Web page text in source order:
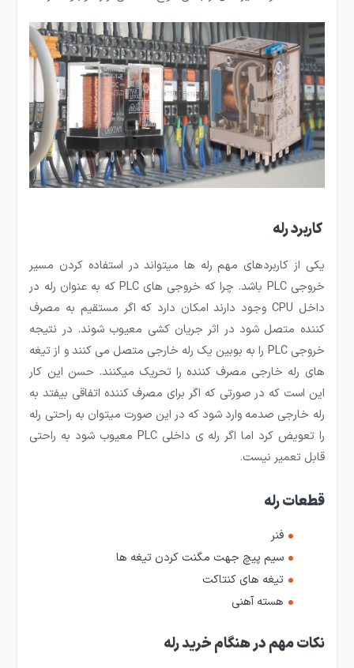
کاربرد رله
یکی از کاربردهای مهم رله ها می­تواند در استفاده کردن مسیر
خروجی PLC باشد. چرا که خروجی های PLC که به عنوان رله در
داخل CPU وجود دارند امکان دارد که اگر مستقیم به مصرف
کننده متصل شود در اثر جریان کشی معیوب شوند. در نتیجه
خروجی PLC را به بوبین یک رله خارجی متصل می کنند و از تیغه
های رله خارجی مصرف کننده را تحریک می­کنند. حسن این کار
این است که در صورتی که اگر برای مصرف کننده اتفاقی بیفتد به
رله خارجی صدمه وارد شود که در این صورت می­توان به راحتی رله
را تعویض کرد اما اگر رله­ ی داخلی PLC معیوب شود به راحتی
قابل تعمیر نیست.
قطعات رله
فنر
سیم پیچ جهت مگنت کردن تیغه ها
تیغه های کنتاکت
هسته آهنی
نکات مهم در هنگام خرید رله